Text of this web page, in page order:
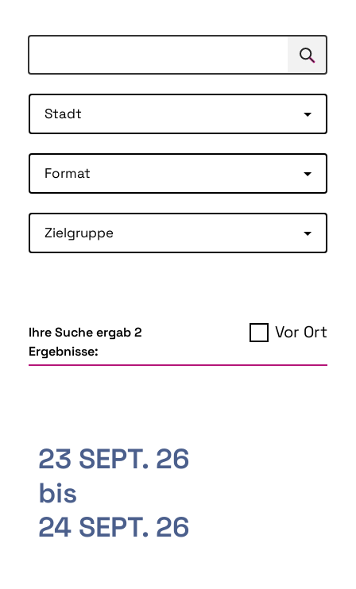
Suchen
Stadt
Format
Zielgruppe
Ihre Suche ergab 2
Ergebnisse:
Vor Ort
23 SEPT. 26
bis
24 SEPT. 26